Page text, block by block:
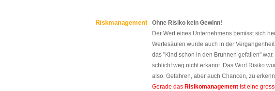
Riskmanagement
Ohne Risiko kein Gewinn!
Der Wert eines Unternehmens bemisst sich
Wertesäulen wurde auch in der
das "Kind schon in den Brunnen gefallen"
schlicht weg nicht erkannt. Das Wort Risiko
also, Gefahren, aber auch Chancen, zu
Gerade das Risikomanagement ist eine